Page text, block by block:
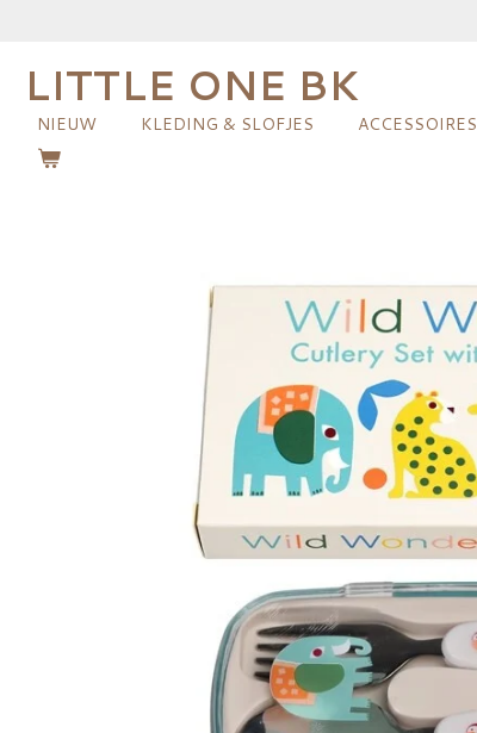
naar
de
hoofdinhoud
LITTLE ONE BK
NIEUW KLEDING & SLOFJES ACCESSOIRES